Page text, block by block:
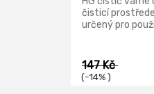
čisticí
určený pro
běžné
mastnoty a
a předchází tím
147 Kč
(-14% )